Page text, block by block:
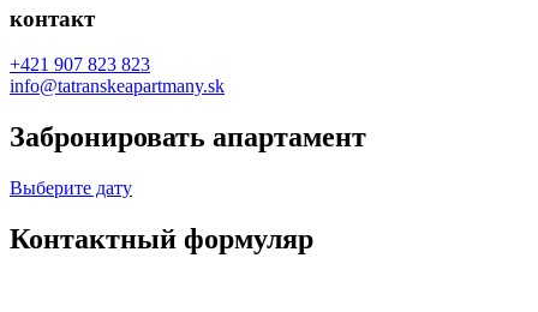
контакт
+421 907 823 823
info@tatranskeapartmany.sk
Забронировать апартамент
Выберите дату
Контактный формуляр